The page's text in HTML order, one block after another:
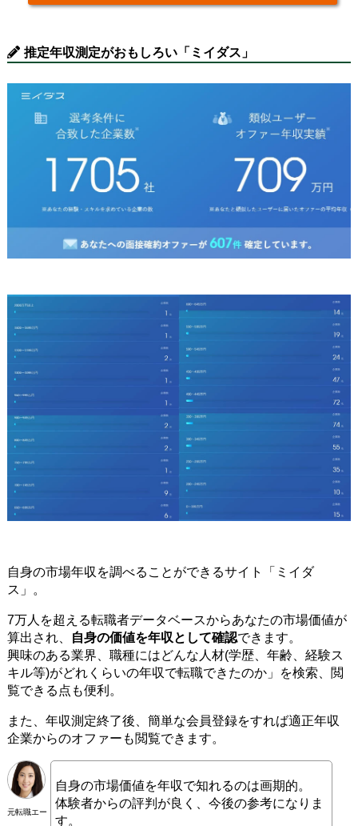
推定年収測定がおもしろい「ミイダス」
自身の市場年収を調べることができるサイト「ミイダ
ス」。
7万人を超える転職者データベースからあなたの市場価値が
算出され、
自身の価値を年収として確認できます。
興味のある業界、職種にはどんな人材(学歴、年齢、経験ス
キル等)がどれくらいの年収で転職できたのか」を検索、閲
覧できる点も便利。
また、年収測定終了後、簡単な会員登録をすれば適正年収
企業からのオファーも閲覧できます。
元転職エー
自身の市場価値を年収で知れるのは画期的。
体験者からの評判が良く、今後の参考になりま
す。